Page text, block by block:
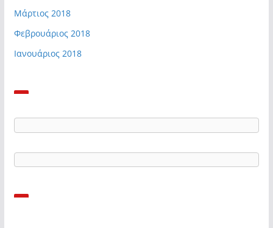
Μάρτιος 2018
Φεβρουάριος 2018
Ιανουάριος 2018